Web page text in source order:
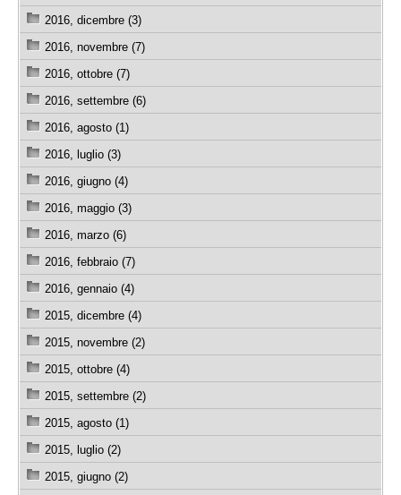
2016, dicembre (3)
2016, novembre (7)
2016, ottobre (7)
2016, settembre (6)
2016, agosto (1)
2016, luglio (3)
2016, giugno (4)
2016, maggio (3)
2016, marzo (6)
2016, febbraio (7)
2016, gennaio (4)
2015, dicembre (4)
2015, novembre (2)
2015, ottobre (4)
2015, settembre (2)
2015, agosto (1)
2015, luglio (2)
2015, giugno (2)